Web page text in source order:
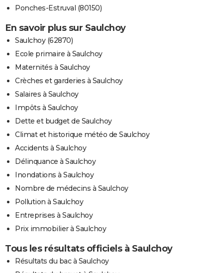
Ponches-Estruval (80150)
En savoir plus sur Saulchoy
Saulchoy (62870)
Ecole primaire à Saulchoy
Maternités à Saulchoy
Crèches et garderies à Saulchoy
Salaires à Saulchoy
Impôts à Saulchoy
Dette et budget de Saulchoy
Climat et historique météo de Saulchoy
Accidents à Saulchoy
Délinquance à Saulchoy
Inondations à Saulchoy
Nombre de médecins à Saulchoy
Pollution à Saulchoy
Entreprises à Saulchoy
Prix immobilier à Saulchoy
Tous les résultats officiels à Saulchoy
Résultats du bac à Saulchoy